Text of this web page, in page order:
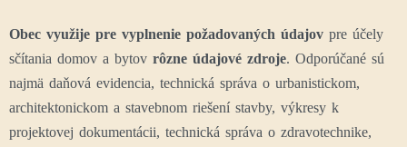
Obec využije pre vyplnenie požadovaných údajov pre účely
sčítania domov a bytov rôzne údajové zdroje. Odporúčané sú
najmä daňová evidencia, technická správa o urbanistickom,
architektonickom a stavebnom riešení stavby, výkresy k
projektovej dokumentácii, technická správa o zdravotechnike,